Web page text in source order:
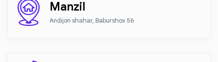
Manzil
Andijon shahar, Baburshox 56